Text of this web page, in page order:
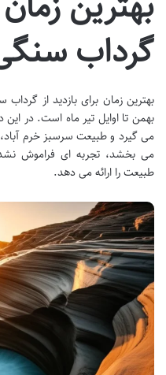
گرداب
بهترین زمان برای بازدید از گرداب
بهمن تا اوایل تیر ماه است. در
می گیرد و طبیعت سرسبز خرم
می بخشد، تجربه ای فراموش
طبیعت را ارائه می دهد.